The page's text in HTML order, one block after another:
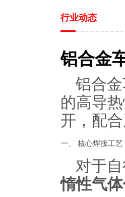
行业动态
铝合金
铝合
的高导
开，配
一、 核心焊接工
对于
惰性气